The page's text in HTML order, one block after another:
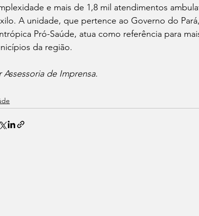
e mais de 1,8 mil atendimentos
A unidade, que pertence ao Governo do
Pró-Saúde, atua como referência para
da região.
Assessoria de Imprensa.